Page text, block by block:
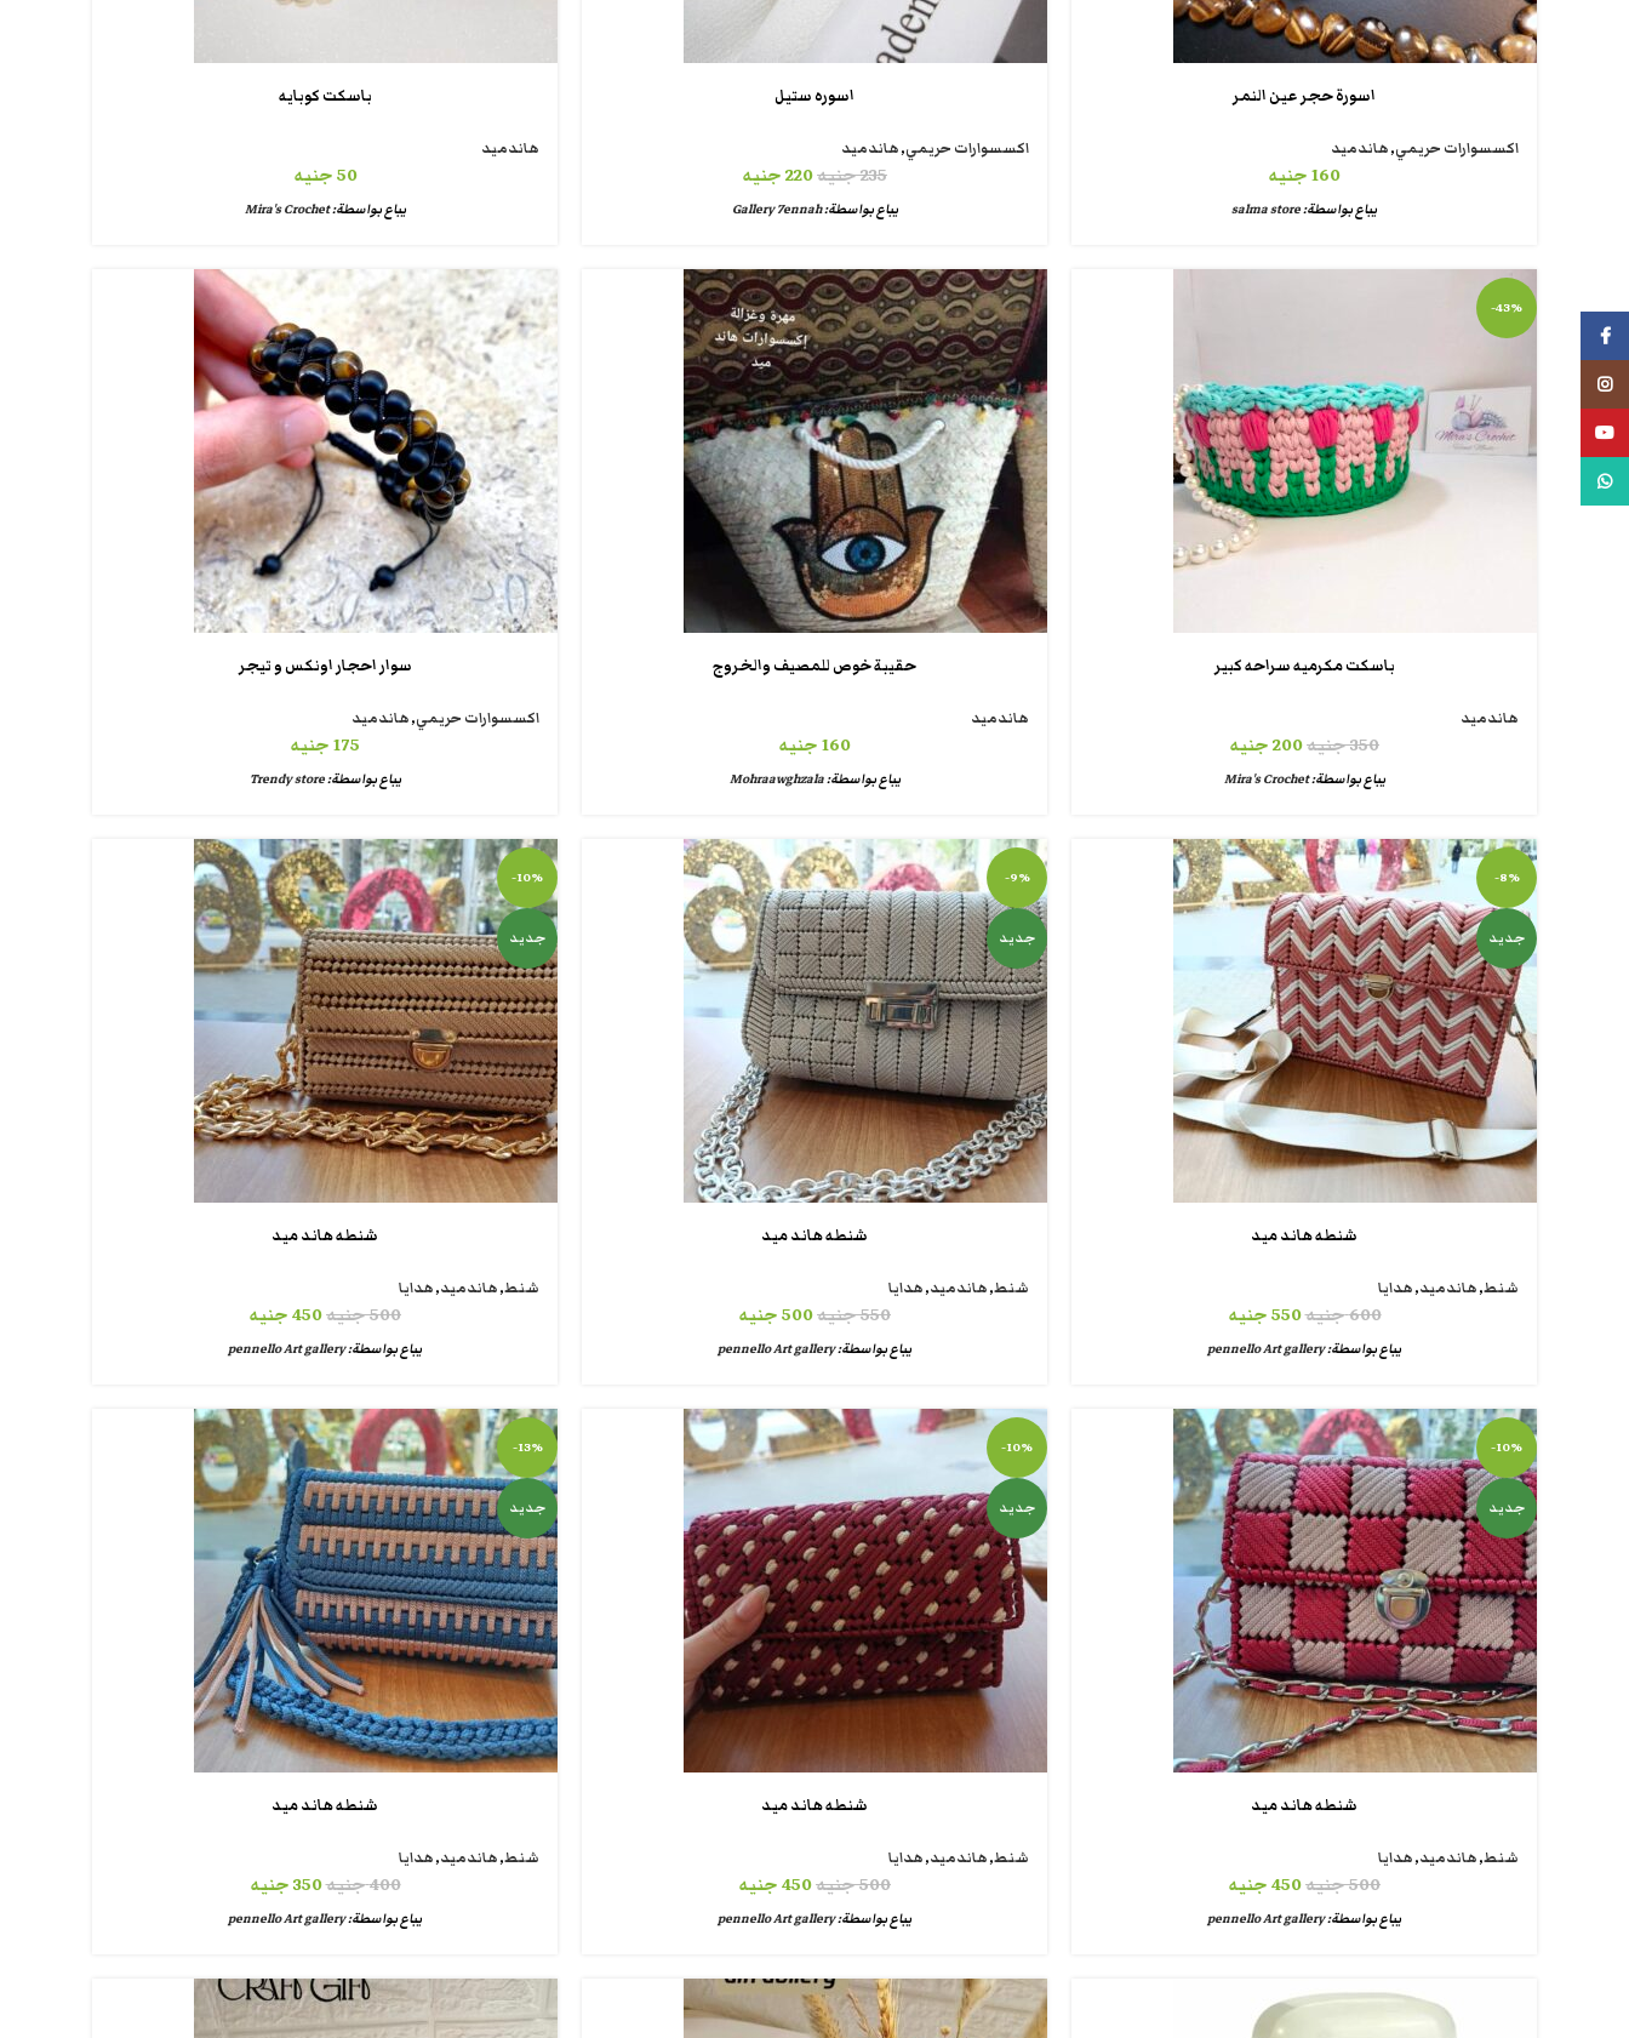
اسورة حجر عين النمر
اكسسوارات حريمي,هاندميد
160جنيه
يباع بواسطة:salma store
اسوره ستيل
اكسسوارات حريمي,هاندميد
235جنيه220جنيه
يباع بواسطة:Gallery 7ennah
باسكت كوبايه
هاندميد
50جنيه
يباع بواسطة:Mira's Crochet
-43%
باسكت مكرميه سراحه كبير
هاندميد
350جنيه200جنيه
يباع بواسطة:Mira's Crochet
حقيبة خوص للمصيف والخروج
هاندميد
160جنيه
يباع بواسطة:Mohraawghzala
سوار احجار اونكس و تيجر
اكسسوارات حريمي,هاندميد
175جنيه
يباع بواسطة:Trendy store
-8%
جديد
شنطه هاند ميد
شنط,هاندميد,هدايا
600جنيه550جنيه
يباع بواسطة:pennello Art gallery
-9%
جديد
شنطه هاند ميد
شنط,هاندميد,هدايا
550جنيه500جنيه
يباع بواسطة:pennello Art gallery
-10%
جديد
شنطه هاند ميد
شنط,هاندميد,هدايا
500جنيه450جنيه
يباع بواسطة:pennello Art gallery
-10%
جديد
شنطه هاند ميد
شنط,هاندميد,هدايا
500جنيه450جنيه
يباع بواسطة:pennello Art gallery
-10%
جديد
شنطه هاند ميد
شنط,هاندميد,هدايا
500جنيه450جنيه
يباع بواسطة:pennello Art gallery
-13%
جديد
شنطه هاند ميد
شنط,هاندميد,هدايا
400جنيه350جنيه
يباع بواسطة:pennello Art gallery
انستجرام